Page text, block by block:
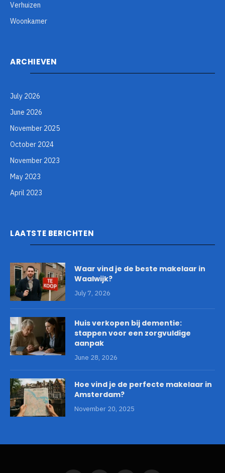
Verhuizen
Woonkamer
ARCHIEVEN
July 2026
June 2026
November 2025
October 2024
November 2023
May 2023
April 2023
LAATSTE BERICHTEN
Waar vind je de beste makelaar in
Waalwijk?
July 7, 2026
Huis verkopen bij dementie:
stappen voor een zorgvuldige
aanpak
June 28, 2026
Hoe vind je de perfecte makelaar in
Amsterdam?
November 20, 2025